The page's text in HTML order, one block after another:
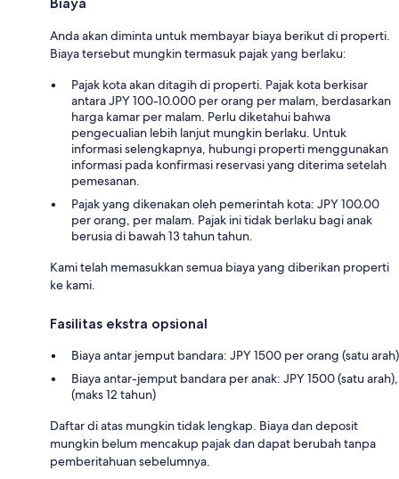
Anda akan diminta untuk membayar biaya berikut di properti.
Biaya tersebut mungkin termasuk pajak yang berlaku:
Pajak kota akan ditagih di properti. Pajak kota berkisar
antara JPY 100-10.000 per orang per malam, berdasarkan
harga kamar per malam. Perlu diketahui bahwa
pengecualian lebih lanjut mungkin berlaku. Untuk
informasi selengkapnya, hubungi properti menggunakan
informasi pada konfirmasi reservasi yang diterima setelah
pemesanan.
Pajak yang dikenakan oleh pemerintah kota: JPY 100.00
per orang, per malam. Pajak ini tidak berlaku bagi anak
berusia di bawah 13 tahun tahun.
Kami telah memasukkan semua biaya yang diberikan properti
ke kami.
Fasilitas ekstra opsional
Biaya antar jemput bandara: JPY 1500 per orang (satu arah)
Biaya antar-jemput bandara per anak: JPY 1500 (satu arah),
(maks 12 tahun)
Daftar di atas mungkin tidak lengkap. Biaya dan deposit
mungkin belum mencakup pajak dan dapat berubah tanpa
pemberitahuan sebelumnya.